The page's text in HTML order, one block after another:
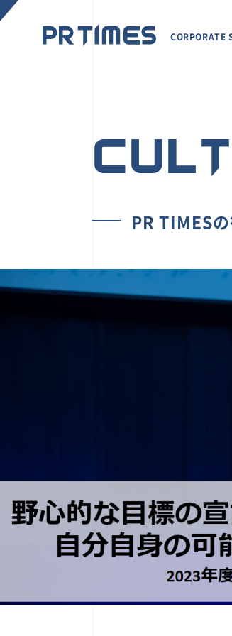
CORPORATE
PR TIMES